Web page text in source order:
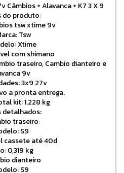
Câmbios + Alavanca + K7 3 X 9
do produto:
tsw xtime 9v
Tsw
Xtime
com shimano
traseiro, Cambio dianteiro e
9v
3x9 27v
a pronta entrega.
kit: 1.228 kg
detalhados:
traseiro:
S9
cassete até 40d
0,319 kg
dianteiro
S9